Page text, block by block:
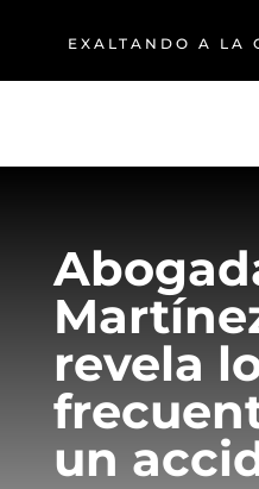
EXALTANDO A LA
revela
un